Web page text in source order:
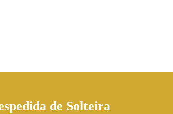
de Solteira